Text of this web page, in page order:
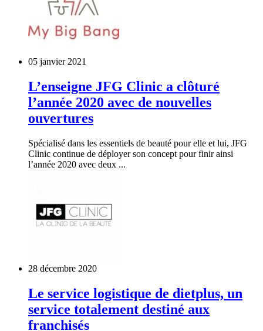
05 janvier 2021
L’enseigne JFG Clinic a clôturé
l’année 2020 avec de nouvelles
ouvertures
Spécialisé dans les essentiels de beauté pour elle et lui, JFG
Clinic continue de déployer son concept pour finir ainsi
l’année 2020 avec deux ...
28 décembre 2020
Le service logistique de dietplus, un
service totalement destiné aux
franchisés